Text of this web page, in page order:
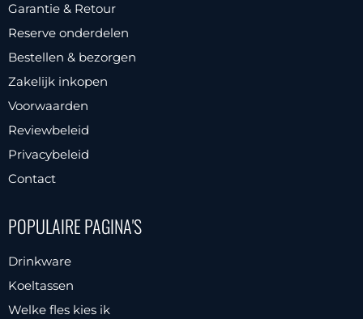
Garantie & Retour
Reserve onderdelen
Bestellen & bezorgen
Zakelijk inkopen
Voorwaarden
Reviewbeleid
Privacybeleid
Contact
POPULAIRE PAGINA'S
Drinkware
Koeltassen
Welke fles kies ik